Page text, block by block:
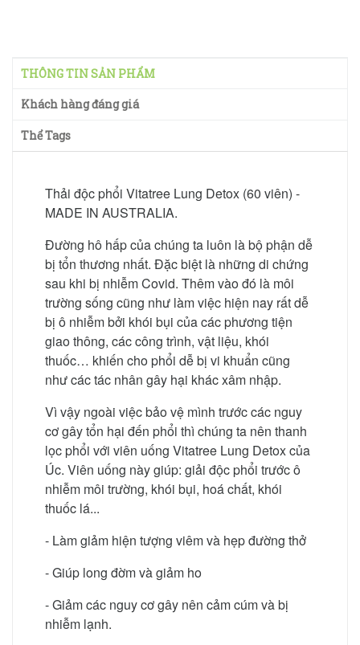
THÔNG TIN SẢN PHẨM
Khách hàng đáng giá
Thể Tags
Thải độc phổi Vitatree Lung Detox (60 viên) -
MADE IN AUSTRALIA.
Đường hô hấp của chúng ta luôn là bộ phận dễ
bị tổn thương nhất. Đặc biệt là những di chứng
sau khi bị nhiễm Covid. Thêm vào đó là môi
trường sống cũng như làm việc hiện nay rất dễ
bị ô nhiễm bởi khói bụi của các phương tiện
giao thông, các công trình, vật liệu, khói
thuốc… khiến cho phổi dễ bị vi khuẩn cũng
như các tác nhân gây hại khác xâm nhập.
Vì vậy ngoài việc bảo vệ mình trước các nguy
cơ gây tổn hại đến phổi thì chúng ta nên thanh
lọc phổi với viên uống Vitatree Lung Detox của
Úc. Viên uống này giúp: giải độc phổi trước ô
nhiễm môi trường, khói bụi, hoá chất, khói
thuốc lá...
- Làm giảm hiện tượng viêm và hẹp đường thở
- Giúp long đờm và giảm ho
- Giảm các nguy cơ gây nên cảm cúm và bị
nhiễm lạnh.